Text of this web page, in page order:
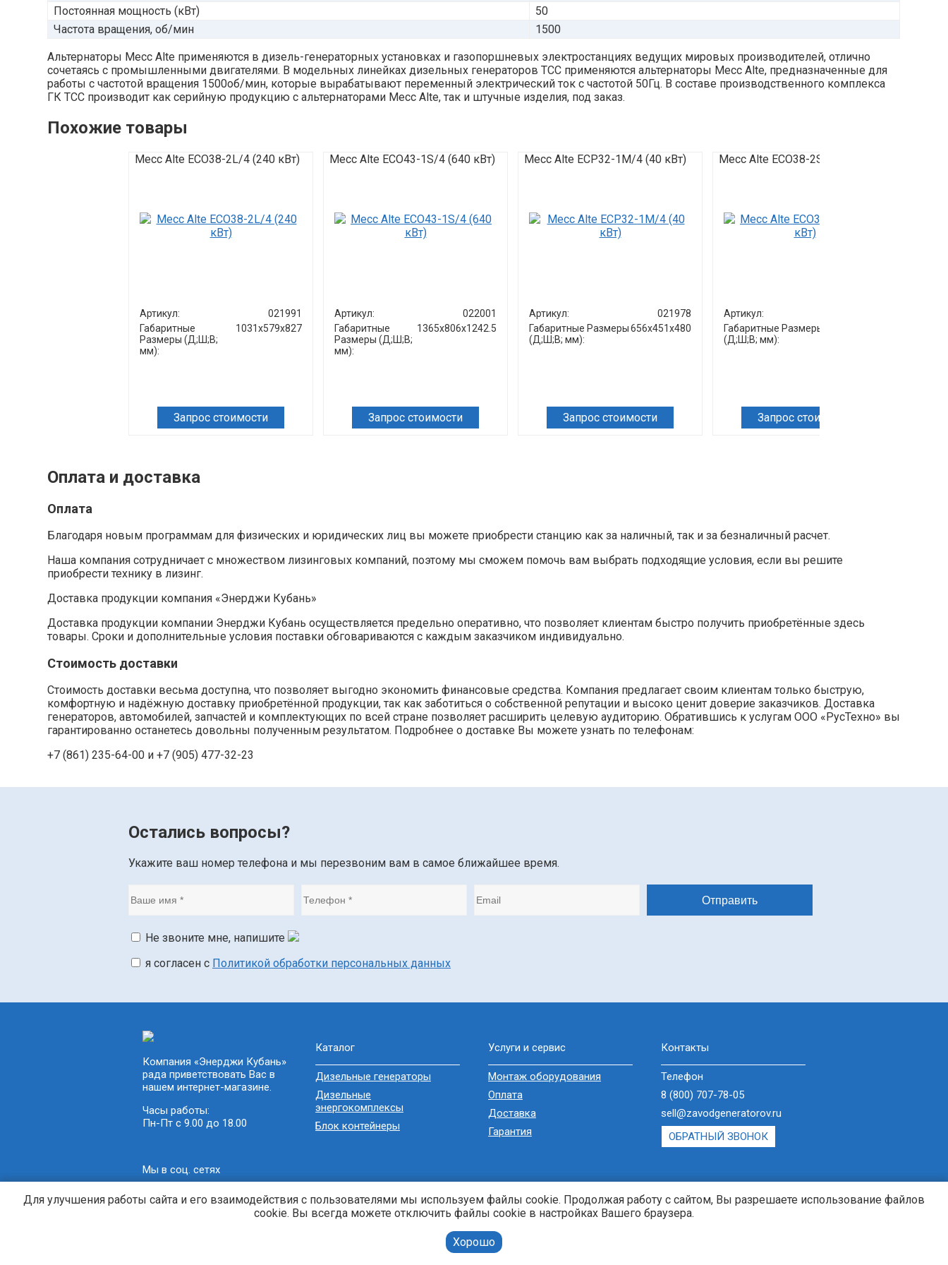
Постоянная мощность (кВт)
50
Частота вращения, об/мин
1500
Альтернаторы Mecc Alte применяются в дизель-генераторных установках и газопоршневых электростанциях ведущих мировых производителей, отлично
сочетаясь с промышленными двигателями. В модельных линейках дизельных генераторов ТСС применяются альтернаторы Mecc Alte, предназначенные для
работы с частотой вращения 1500об/мин, которые вырабатывают переменный электрический ток с частотой 50Гц. В составе производственного комплекса
ГК ТСС производит как серийную продукцию с альтернаторами Mecc Alte, так и штучные изделия, под заказ.
Похожие товары
Mecc Alte ECO38-2L/4 (240 кВт)
Артикул:
021991
Габаритные
Размеры (Д;Ш;В;
мм):
1031х579х827
Запрос стоимости
Mecc Alte ECO43-1S/4 (640 кВт)
Артикул:
022001
Габаритные
Размеры (Д;Ш;В;
мм):
1365х806х1242.5
Запрос стоимости
Mecc Alte ECP32-1M/4 (40 кВт)
Артикул:
021978
Габаритные Размеры
(Д;Ш;В; мм):
656х451х480
Запрос стоимости
Mecc Alte ECO38-2S/4 (160 кВт)
Артикул:
Габаритные Размеры
(Д;Ш;В; мм):
Запрос стоимости
Оплата и доставка
Оплата
Благодаря новым программам для физических и юридических лиц вы можете приобрести станцию как за наличный, так и за безналичный расчет.
Наша компания сотрудничает с множеством лизинговых компаний, поэтому мы сможем помочь вам выбрать подходящие условия, если вы решите
приобрести технику в лизинг.
Доставка продукции компания «Энерджи Кубань»
Доставка продукции компании Энерджи Кубань осуществляется предельно оперативно, что позволяет клиентам быстро получить приобретённые здесь
товары. Сроки и дополнительные условия поставки обговариваются с каждым заказчиком индивидуально.
Стоимость доставки
Стоимость доставки весьма доступна, что позволяет выгодно экономить финансовые средства. Компания предлагает своим клиентам только быструю,
комфортную и надёжную доставку приобретённой продукции, так как заботиться о собственной репутации и высоко ценит доверие заказчиков. Доставка
генераторов, автомобилей, запчастей и комплектующих по всей стране позволяет расширить целевую аудиторию. Обратившись к услугам ООО «РусТехно» вы
гарантированно останетесь довольны полученным результатом. Подробнее о доставке Вы можете узнать по телефонам:
+7 (861) 235-64-00 и+7 (905) 477-32-23
Остались вопросы?
Укажите ваш номер телефона и мы перезвоним вам в самое ближайшее время.
Не звоните мне, напишите
я согласен с Политикой обработки персональных данных
Компания «Энерджи Кубань»
рада приветствовать Вас в
нашем интернет-магазине.
Часы работы:
Пн-Пт с 9.00 до 18.00
Мы в соц. сетях
Каталог
Дизельные генераторы
Дизельные
энергокомплексы
Блок контейнеры
Услуги и сервис
Монтаж оборудования
Оплата
Доставка
Гарантия
Контакты
Телефон
8 (800) 707-78-05
sell@zavodgeneratorov.ru
ОБРАТНЫЙ ЗВОНОК
Карта сайта
Для улучшения работы сайта и его взаимодействия с пользователями мы используем файлы cookie. Продолжая работу с сайтом, Вы разрешаете использование файлов
cookie. Вы всегда можете отключить файлы cookie в настройках Вашего браузера.
Хорошо